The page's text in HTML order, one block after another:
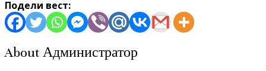
Подели вест:
About Администратор